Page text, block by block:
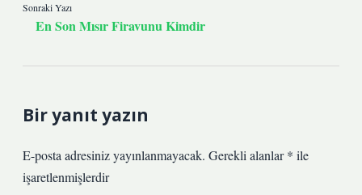
Sonraki Yazı
En Son Mısır Firavunu Kimdir
Bir yanıt yazın
E-posta adresiniz yayınlanmayacak. Gerekli alanlar* ile
işaretlenmişlerdir